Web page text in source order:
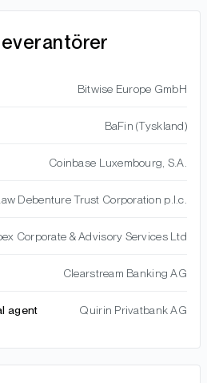
Bitwise Europe GmbH
BaFin (Tyskland)
Coinbase Luxembourg, S.A.
Debenture Trust Corporation p.l.c.
Corporate & Advisory Services Ltd
Clearstream Banking AG
agent Quirin Privatbank AG